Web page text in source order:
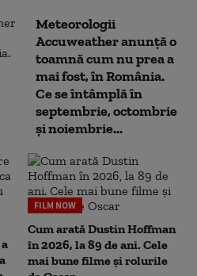
Meteorologii
Accuweather anunță o
toamnă cum nu prea a
mai fost, în România.
Ce se întâmplă în
septembrie, octombrie
și noiembrie...
FILM NOW
Cum arată Dustin Hoffman
în 2026, la 89 de ani. Cele
mai bune filme și rolurile